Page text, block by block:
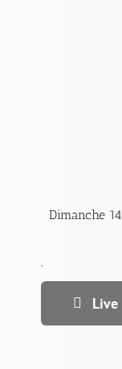
Dimanche
.